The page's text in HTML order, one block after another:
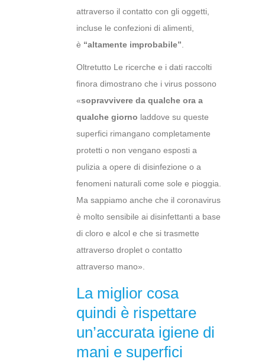
attraverso il contatto con gli oggetti,
incluse le confezioni di alimenti,
è “altamente improbabile”
Oltretutto Le ricerche e i dati raccolti
finora dimostrano che i virus possono
«sopravvivere da qualche ora a
qualche giorno laddove su queste
superfici rimangano completamente
protetti o non vengano esposti a
pulizia a opere di disinfezione o a
fenomeni naturali come sole e pioggia.
Ma sappiamo anche che il coronavirus
è molto sensibile ai disinfettanti a base
di cloro e alcol e che si trasmette
attraverso droplet o contatto
attraverso mano».
La miglior cosa
quindi è rispettare
un’accurata igiene di
mani e superfici